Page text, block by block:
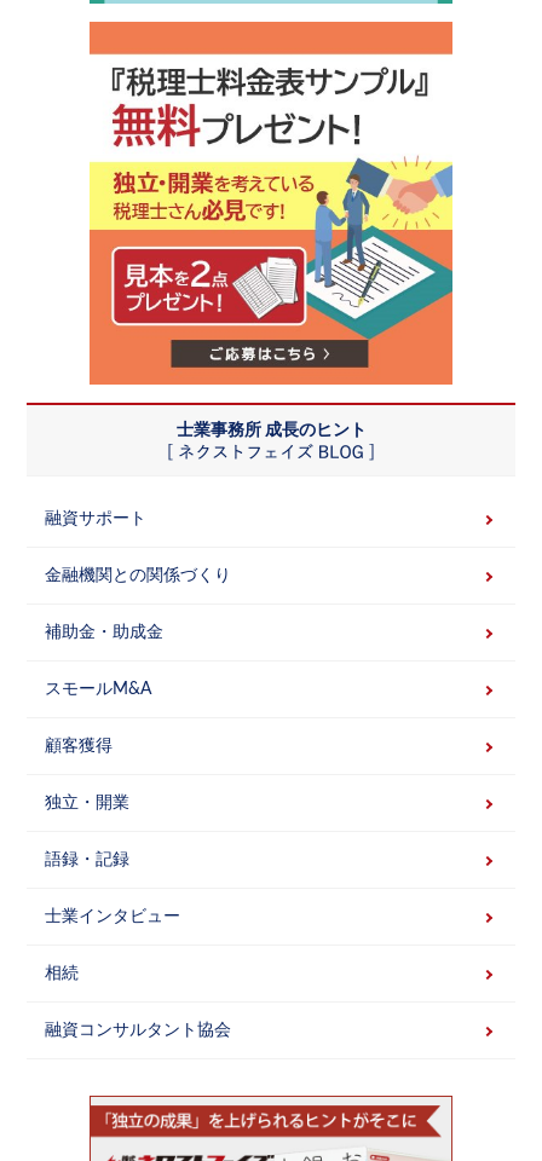
士業事務所 成長のヒント
融資サポート
金融機関との関係づくり
補助金・助成金
スモールM&A
顧客獲得
独立・開業
語録・記録
士業インタビュー
相続
融資コンサルタント協会